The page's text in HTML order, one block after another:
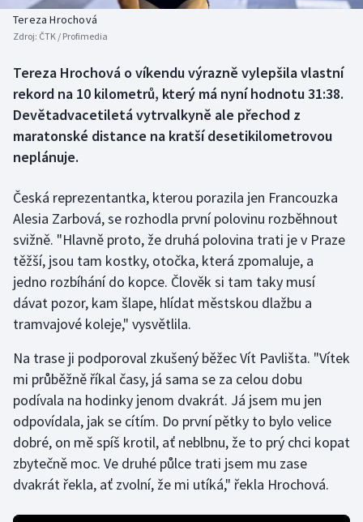
Boby a skeleton
Box
Curling
Dostihy
Futsal
Golf
Gymnastika
Jezdectví
Judo
Krasobruslení
AZ kvíz
Tereza Hrochová
Zdroj: ČTK / Profimedia
Tereza Hrochová o víkendu výrazně vylepšila vlastní
rekord na 10 kilometrů, který má nyní hodnotu 31:38.
Devětadvacetiletá vytrvalkyně ale přechod z
maratonské distance na kratší desetikilometrovou
neplánuje.
Česká reprezentantka, kterou porazila jen Francouzka
Alesia Zarbová, se rozhodla první polovinu rozběhnout
svižně. "Hlavně proto, že druhá polovina trati je v Praze
těžší, jsou tam kostky, otočka, která zpomaluje, a
jedno rozbíhání do kopce. Člověk si tam taky musí
dávat pozor, kam šlape, hlídat městskou dlažbu a
tramvajové koleje," vysvětlila.
Na trase ji podporoval zkušený běžec Vít Pavlišta. "Vítek
mi průběžně říkal časy, já sama se za celou dobu
podívala na hodinky jenom dvakrát. Já jsem mu jen
odpovídala, jak se cítím. Do první pětky to bylo velice
dobré, on mě spíš krotil, ať neblbnu, že to prý chci kopat
zbytečně moc. Ve druhé půlce trati jsem mu zase
dvakrát řekla, ať zvolní, že mi utíká," řekla Hrochová.